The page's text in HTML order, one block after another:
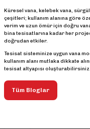
Küresel vana, kelebek vana,
çeşitleri; kullanım alanına göre
verim ve uzun ömür için doğru
bina tesisatlarına kadar her
doğrudan etkiler.
Tesisat sisteminize uygun vana
kullanım alanı mutlaka dikkate
tesisat altyapısı oluşturabilirsiniz.
Tüm Bloglar